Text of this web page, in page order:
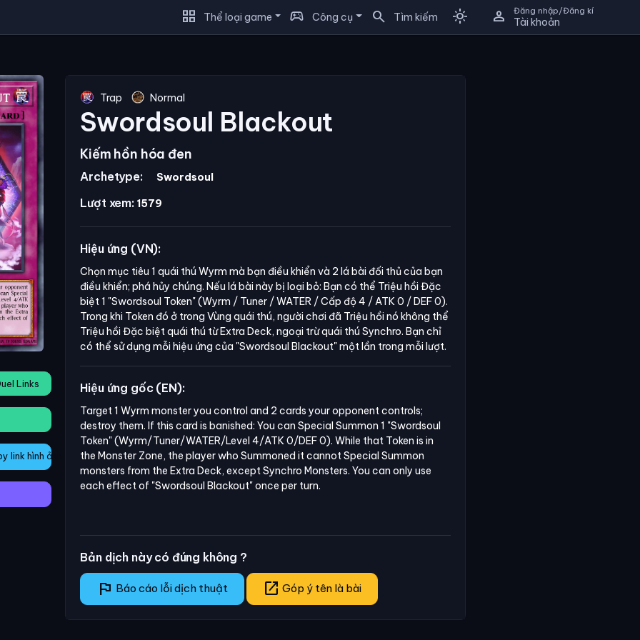
grid_view Thể loại game sports_esports Công cụ search Tìm kiếm light_mode person Đăng nhập/Đăng kí
Tài khoản
Links
link hình ảnh
Trap Normal
Swordsoul Blackout
Kiếm hồn hóa đen
Archetype: Swordsoul
Lượt xem: 1579
Hiệu ứng (VN):
Chọn mục tiêu 1 quái thú Wyrm mà bạn điều khiển và 2 lá bài đối thủ của bạn
điều khiển; phá hủy chúng. Nếu lá bài này bị loại bỏ: Bạn có thể Triệu hồi Đặc
biệt 1 "Swordsoul Token"(Wyrm / Tuner / WATER / Cấp độ 4 / ATK 0 / DEF 0).
Trong khi Token đó ở trong Vùng quái thú, người chơi đã Triệu hồi nó không thể
Triệu hồi Đặc biệt quái thú từ Extra Deck, ngoại trừ quái thú Synchro. Bạn chỉ
có thể sử dụng mỗi hiệu ứng của "Swordsoul Blackout"một lần trong mỗi lượt.
Hiệu ứng gốc (EN):
Target 1 Wyrm monster you control and 2 cards your opponent controls;
destroy them. If this card is banished: You can Special Summon 1 "Swordsoul
Token" (Wyrm/Tuner/WATER/Level 4/ATK 0/DEF 0). While that Token is in
the Monster Zone, the player who Summoned it cannot Special Summon
monsters from the Extra Deck, except Synchro Monsters. You can only use
each effect of "Swordsoul Blackout" once per turn.
Bản dịch này có đúng không ?
flag Báo cáo lỗi dịch thuật open_in_new Góp ý tên là bài